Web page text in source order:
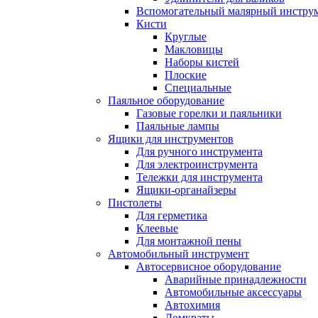
Вспомогательный малярный
Кисти
Круглые
Макловицы
Наборы кистей
Плоские
Специальные
Паяльное оборудование
Газовые горелки и паяльники
Паяльные лампы
Ящики для инструментов
Для ручного инструмента
Для электроинструмента
Тележки для инструмента
Ящики-органайзеры
Пистолеты
Для герметика
Клеевые
Для монтажной пены
Автомобильный инструмент
Автосервисное оборудование
Аварийные принадлежности
Автомобильные аксессуары
Автохимия